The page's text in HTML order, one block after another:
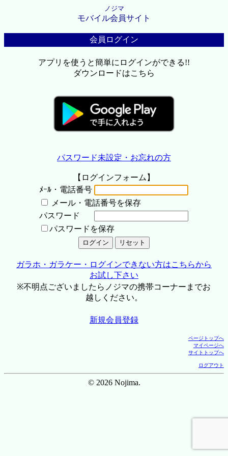
ノジマ
モバイル会員サイト
会員ログイン
アプリを使うと簡単にログインができる!!
ダウンロードはこちら
パスワード未設定・お忘れの方
【ログインフォーム】
ﾒｰﾙ・電話番号
メール・電話番号を保存
パスワード
パスワードを保存
ガラホ・ガラケー・ログインできない方はこちらから
お試し下さい
※不明点ございましたらノジマの携帯コーナーまでお
越しください。
新規会員登録
ページトップへ
マイページへ
サイトトップへ
ログアウト
© 2026 Nojima.